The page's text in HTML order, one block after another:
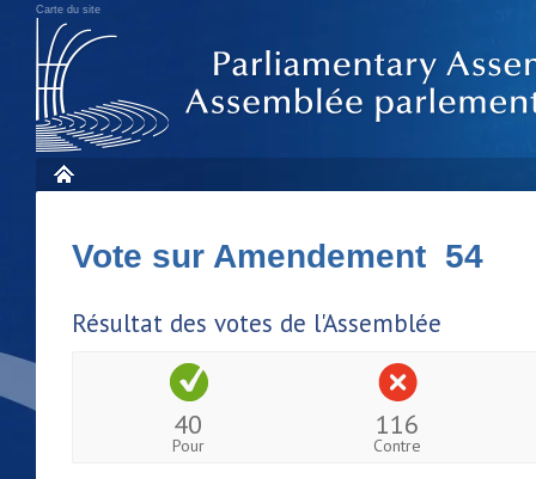
Carte du site
Vote sur Amendement 54
Résultat des votes de l'Assemblée
40
Pour
116
Contre